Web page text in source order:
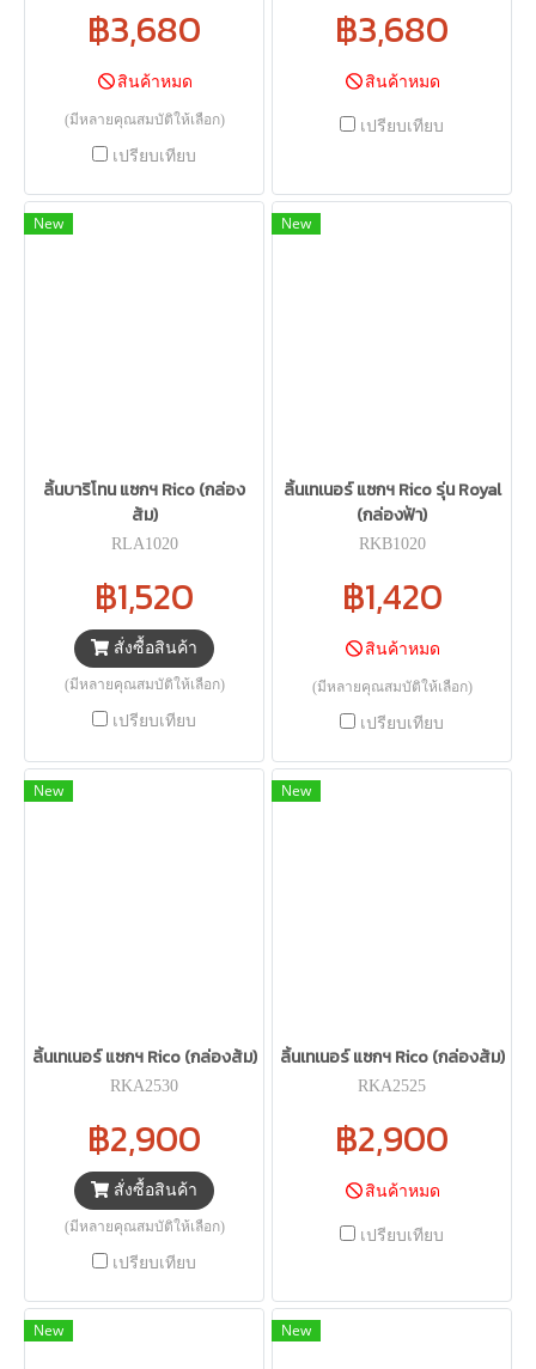
฿3,680
สินค้าหมด
(มีหลายคุณสมบัติให้เลือก)
เปรียบเทียบ
฿3,680
สินค้าหมด
เปรียบเทียบ
New
ลิ้นบาริโทน แซกฯ Rico (กล่อง
ส้ม)
RLA1020
฿1,520
สั่งซื้อสินค้า
(มีหลายคุณสมบัติให้เลือก)
เปรียบเทียบ
New
ลิ้นเทเนอร์ แซกฯ Rico รุ่น Royal
(กล่องฟ้า)
RKB1020
฿1,420
สินค้าหมด
(มีหลายคุณสมบัติให้เลือก)
เปรียบเทียบ
New
ลิ้นเทเนอร์ แซกฯ Rico (กล่องส้ม)
RKA2530
฿2,900
สั่งซื้อสินค้า
(มีหลายคุณสมบัติให้เลือก)
เปรียบเทียบ
New
ลิ้นเทเนอร์ แซกฯ Rico (กล่องส้ม)
RKA2525
฿2,900
สินค้าหมด
เปรียบเทียบ
New New